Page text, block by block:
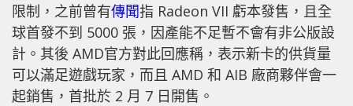
限制，之前曾有傳聞指 Radeon VII 虧本發售，且全
球首發不到 5000 張，因產能不足暫不會有非公版設
計。其後 AMD官方對此回應稱，表示新卡的供貨量
可以滿足遊戲玩家，而且 AMD 和 AIB 廠商夥伴會一
起銷售，首批於 2 月 7 日開售。